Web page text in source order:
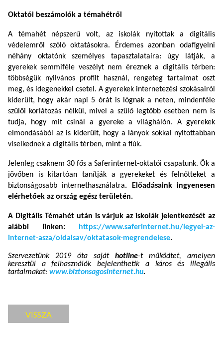
Oktatói beszámolók a témahétről
A témahét népszerű volt, az iskolák nyitottak a digitális
védelemről szóló oktatásokra. Érdemes azonban odafigyelni
néhány oktatónk személyes tapasztalataira: úgy látják, a
gyerekek semmiféle veszélyt nem éreznek a digitális térben:
többségük nyilvános profilt használ, rengeteg tartalmat oszt
meg, és idegenekkel csetel. A gyerekek internetezési szokásairól
kiderült, hogy akár napi 5 órát is lógnak a neten, mindenféle
szülői korlátozás nélkül, mivel a szülő legtöbb esetben nem is
tudja, hogy mit csinál a gyereke a világhálón. A gyerekek
elmondásából az is kiderült, hogy a lányok sokkal nyitottabban
viselkednek a digitális térben, mint a fiúk.
Jelenleg csaknem 30 fős a Saferinternet-oktatói csapatunk. Ők a
jövőben is kitartóan tanítják a gyerekeket és felnőtteket a
biztonságosabb internethasználatra. Előadásaink ingyenesen
elérhetőek az ország egész területén.
A Digitális Témahét után is várjuk az iskolák jelentkezését az
alábbi linken:
https://www.saferinternet.hu/legyel-az-
internet-asza/oldalsav/oktatasok-megrendelese.
Szervezetünk 2019 óta saját hotline-t működtet, amelyen
keresztül a felhasználók bejelenthetik a káros és illegális
tartalmakat: www.biztonsagosinternet.hu.
VISSZA